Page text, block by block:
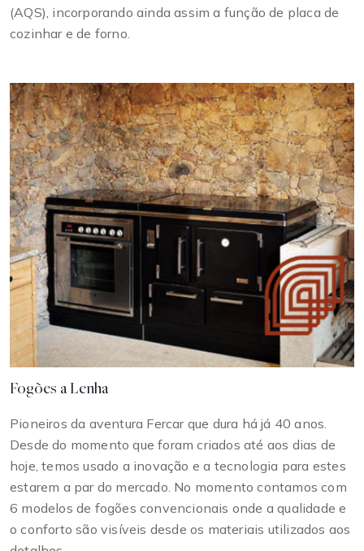
(AQS), incorporando ainda assim a função de placa de
cozinhar e de forno.
Fogões a Lenha
Pioneiros da aventura Fercar que dura há já 40 anos.
Desde do momento que foram criados até aos dias de
hoje, temos usado a inovação e a tecnologia para estes
estarem a par do mercado. No momento contamos com
6 modelos de fogões convencionais onde a qualidade e
o conforto são visíveis desde os materiais utilizados aos